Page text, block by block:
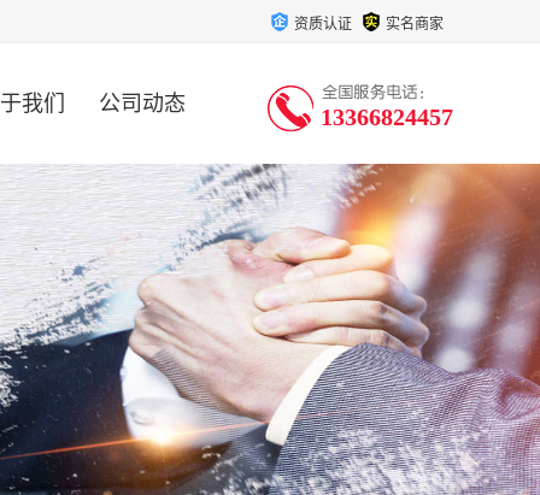
资质认证 实名商家
我们 公司动态 13366824457